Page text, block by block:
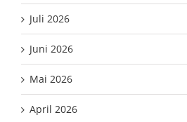
Juli 2026
Juni 2026
Mai 2026
April 2026